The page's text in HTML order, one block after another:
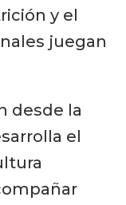
y el
juegan
desde la
el